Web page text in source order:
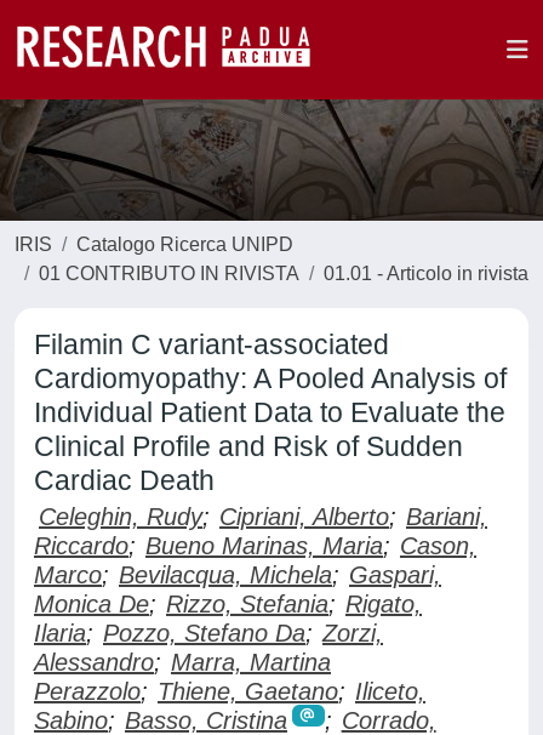
IRIS
Catalogo Ricerca UNIPD
01 CONTRIBUTO IN RIVISTA
01.01 - Articolo in rivista
Filamin C variant-associated
Cardiomyopathy: A Pooled Analysis of
Individual Patient Data to Evaluate the
Clinical Profile and Risk of Sudden
Cardiac Death
Celeghin, Rudy; Cipriani, Alberto; Bariani,
Riccardo; Bueno Marinas, Maria; Cason,
Marco; Bevilacqua, Michela; Gaspari,
Monica De; Rizzo, Stefania; Rigato,
Ilaria; Pozzo, Stefano Da; Zorzi,
Alessandro; Marra, Martina
Perazzolo; Thiene, Gaetano; Iliceto,
Sabino; Basso, Cristina ; Corrado,